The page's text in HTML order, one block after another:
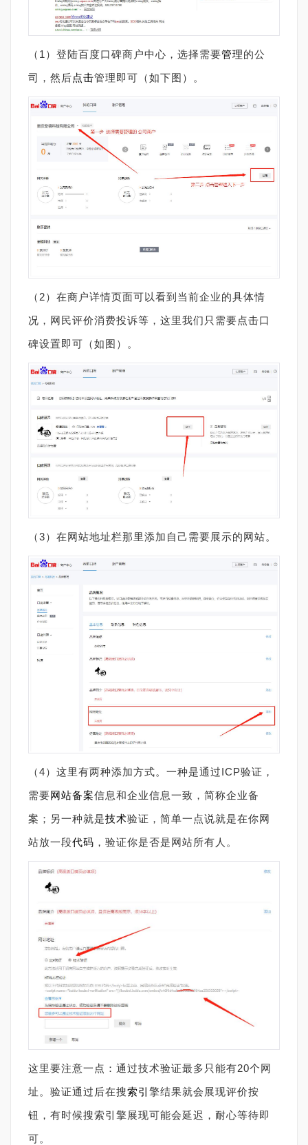
（ 1 ）登陆百度口碑商户中心，选择需要管理的公
司，然后点击管理即可（如下图）。
（ 2）在商户详情页面可以看到当前企业的具体情
况，网民评价消费投诉等，这里我们只需要点击口
碑设置即可（如图）。
（3）在网站地址栏那里添加自己需要展示的网站。
（4）这里有两种添加方式。一种是通过 ICP验证，
需要网站备案信息和企业信息一致，简称企业备
案；另一种就是技术验证，简单一点说就是在你网
站放一段代码 ，验证你是否是网站所有人。
这里要注意一点：通过技术验证最多只能有20个网
址。验证通过后在搜索引 擎结果就会展现评价按
钮，有时候搜索引擎展现可能会延迟，耐心等待即
可。